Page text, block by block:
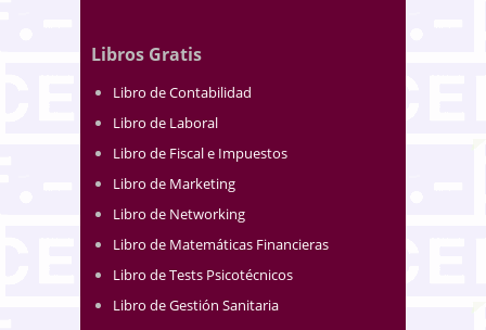
Libros Gratis
Libro de Contabilidad
Libro de Laboral
Libro de Fiscal e Impuestos
Libro de Marketing
Libro de Networking
Libro de Matemáticas Financieras
Libro de Tests Psicotécnicos
Libro de Gestión Sanitaria